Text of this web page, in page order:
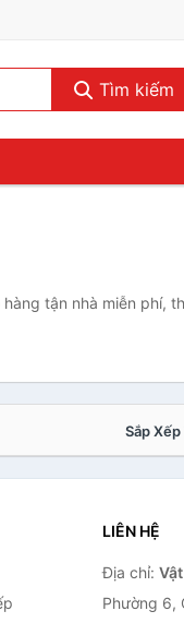
Tìm kiếm
tận nhà miễn phí,
Sắp
LIÊN HỆ
Địa chỉ:
Phường 6,